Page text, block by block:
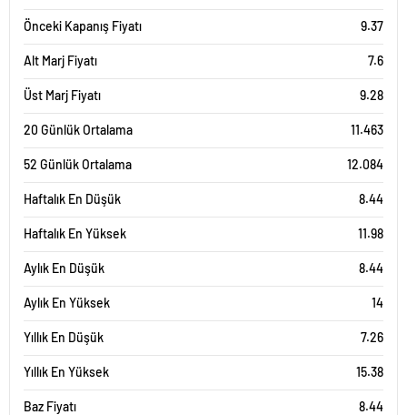
Önceki Kapanış Fiyatı 9.37
Alt Marj Fiyatı 7.6
Üst Marj Fiyatı 9.28
20 Günlük Ortalama 11.463
52 Günlük Ortalama 12.084
Haftalık En Düşük 8.44
Haftalık En Yüksek 11.98
Aylık En Düşük 8.44
Aylık En Yüksek 14
Yıllık En Düşük 7.26
Yıllık En Yüksek 15.38
Baz Fiyatı 8.44